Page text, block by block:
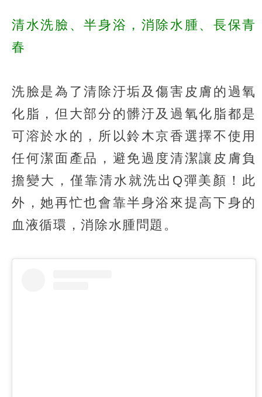
清水洗臉、半身浴，消除水腫、長保青
春
洗臉是為了清除汙垢及傷害皮膚的過氧
化脂，但大部分的髒汙及過氧化脂都是
可溶於水的，所以鈴木京香選擇不使用
任何潔面產品，避免過度清潔讓皮膚負
擔變大，僅靠清水就洗出Q彈美顏！此
外，她再忙也會靠半身浴來提高下身的
血液循環，消除水腫問題。